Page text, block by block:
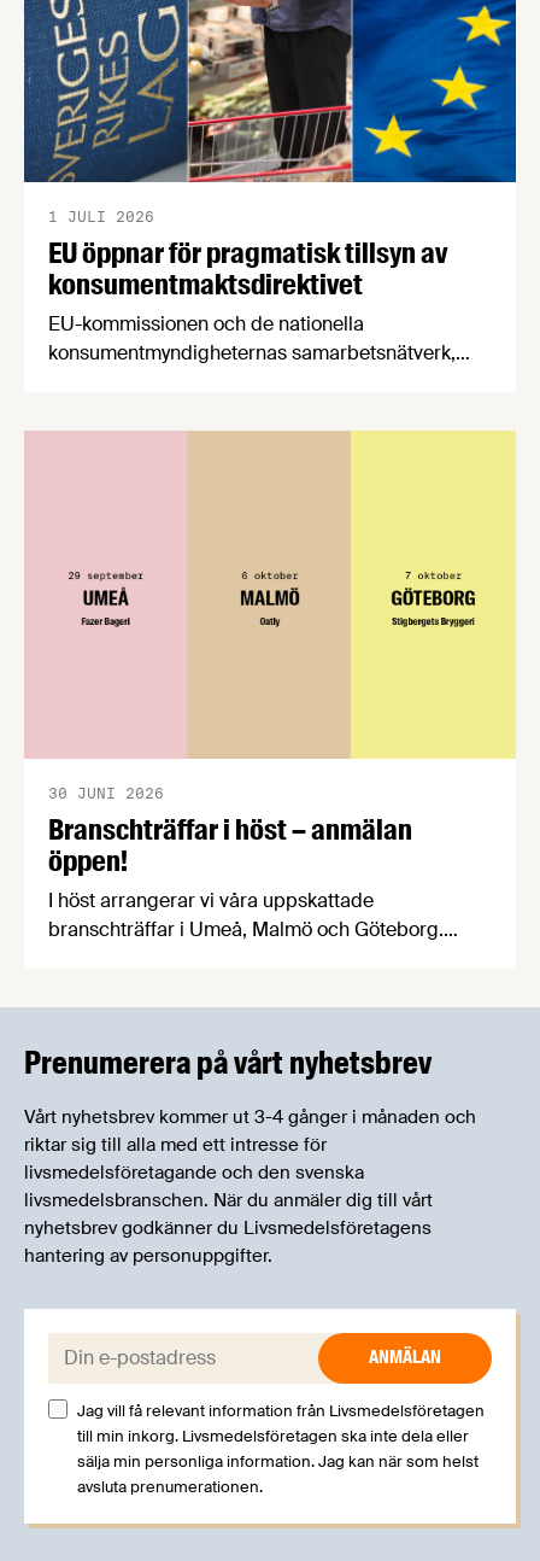
EU öppnar för pragmatisk tillsyn av
konsumentmaktsdirektivet
1 JULI 2026
EU-kommissionen och de nationella
konsumentmyndigheternas samarbetsnätverk,
konsumentmaktsdirektivet. Livsmedelsföretagen
Branschträffar i höst – anmälan
öppen!
30 JUNI 2026
I höst arrangerar vi våra uppskattade
branschträffar i Umeå, Malmö och Göteborg.
kan träffa branschkollegor och utbyta
Prenumerera på vårt nyhetsbrev
Vårt nyhetsbrev kommer ut 3-4 gånger i månaden och
riktar sig till alla med ett intresse för
livsmedelsföretagande och den svenska
livsmedelsbranschen. När du anmäler dig till vårt
nyhetsbrev godkänner du Livsmedelsföretagens
hantering av personuppgifter.
E-post:
Jag vill få relevant information från Livsmedelsföretagen
till min inkorg. Livsmedelsföretagen ska inte dela eller
sälja min personliga information. Jag kan när som helst
avsluta prenumerationen.